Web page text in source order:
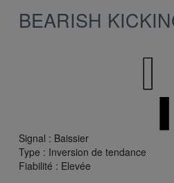
BEARISH
Signal : Baissier
Type : Inversion de tendance
Fiabilité : Elevée